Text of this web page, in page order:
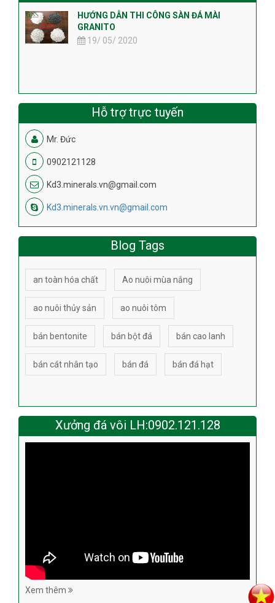
HƯỚNG DẪN THI CÔNG SÀN ĐÁ MÀI
GRANITO
19/ 05/ 2020
Hỗ trợ trực tuyến
Mr. Đức
0902121128
Kd3.minerals.vn@gmail.com
Kd3.minerals.vn.vn@gmail.com
Blog Tags
an toàn hóa chất Ao nuôi mùa nắng
ao nuôi thủy sản ao nuôi tôm
bán bentonite bán bột đá bán cao lanh
bán cát nhân tạo bán đá bán đá hạt
Xưởng đá vôi LH:0902.121.128
Xem thêm